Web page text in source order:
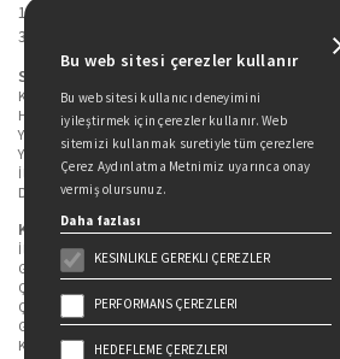
19 Mayıs Cad. Golden Plaza No:1 Kat:10
34360 / Şişli / İstanbul
Sitede Yer Alan Sayfalar
Kitaplarımız
Hakkımızda
Yazarlarımız
Yazar Adayları İçin
İletişim
Duygu Asena Roman Ödülü
Kişisel Verilerin Korunması
İlgili Kişi Başvuru Formu
Genel Aydınlatma Metni
Çekiliş Aydınlatma Metni
Çerez Aydınlatma Metni
Gizlilik Politikası
Kullanım Şartları
Bu web sitesi çerezler kullanır
Bu web sitesi kullanıcı deneyimini
iyileştirmek için çerezler kullanır. Web
sitemizi kullanmak suretiyle tüm çerezlere
Çerez Aydınlatma Metnimiz uyarınca onay
vermiş olursunuz.
Daha fazlası
KESINLIKLE GEREKLI ÇEREZLER
PERFORMANS ÇEREZLERI
HEDEFLEME ÇEREZLERI